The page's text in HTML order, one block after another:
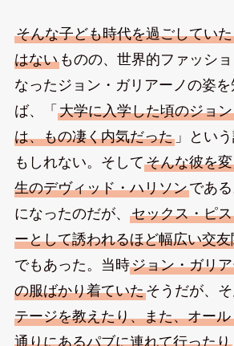
そんな子ども時代を過ごしてい
はないものの、世界的ファッシ
なったジョン・ガリアーノの姿
ば、「 大学に入学した頃のジョ
は、もの凄く内気だった」とい
もしれない。そしてそんな彼を
生のデヴィッド・ハリソンであ
になったのだが、 セックス・ピ
ーとして誘われるほど幅広い交
でもあった。当時ジョン・ガリ
の服ばかり着ていたそうだが、
テージを教えたり、また、オー
通りにあるパブに連れて行ったり